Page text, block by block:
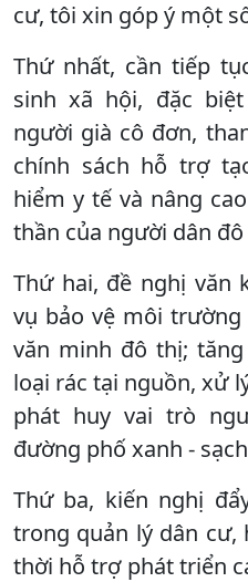
cư, tôi xin góp ý một
Thứ nhất, cần tiếp
sinh xã hội, đặc
người già cô đơn,
chính sách hỗ trợ
hiểm y tế và nâng
thần của người dân
Thứ hai, đề nghị văn
vụ bảo vệ môi
văn minh đô thị;
loại rác tại nguồn, xử
phát huy vai trò
đường phố xanh -
Thứ ba, kiến nghị
trong quản lý dân cư,
thời hỗ trợ phát triển